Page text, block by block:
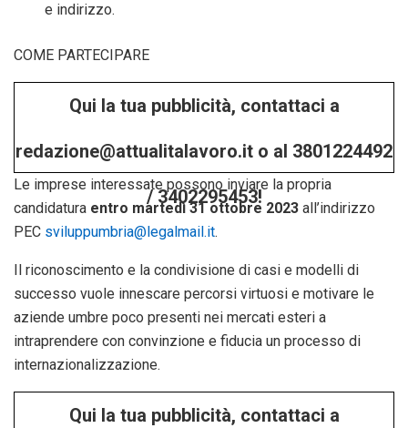
e indirizzo.
COME PARTECIPARE
Qui la tua pubblicità, contattaci a
redazione@attualitalavoro.it o al 3801224492
/ 3402295453!
Le imprese interessate possono inviare la propria
candidatura entro martedì 31 ottobre 2023 all’indirizzo
PEC sviluppumbria@legalmail.it.
Il riconoscimento e la condivisione di casi e modelli di
successo vuole innescare percorsi virtuosi e motivare le
aziende umbre poco presenti nei mercati esteri a
intraprendere con convinzione e fiducia un processo di
internazionalizzazione.
Qui la tua pubblicità, contattaci a